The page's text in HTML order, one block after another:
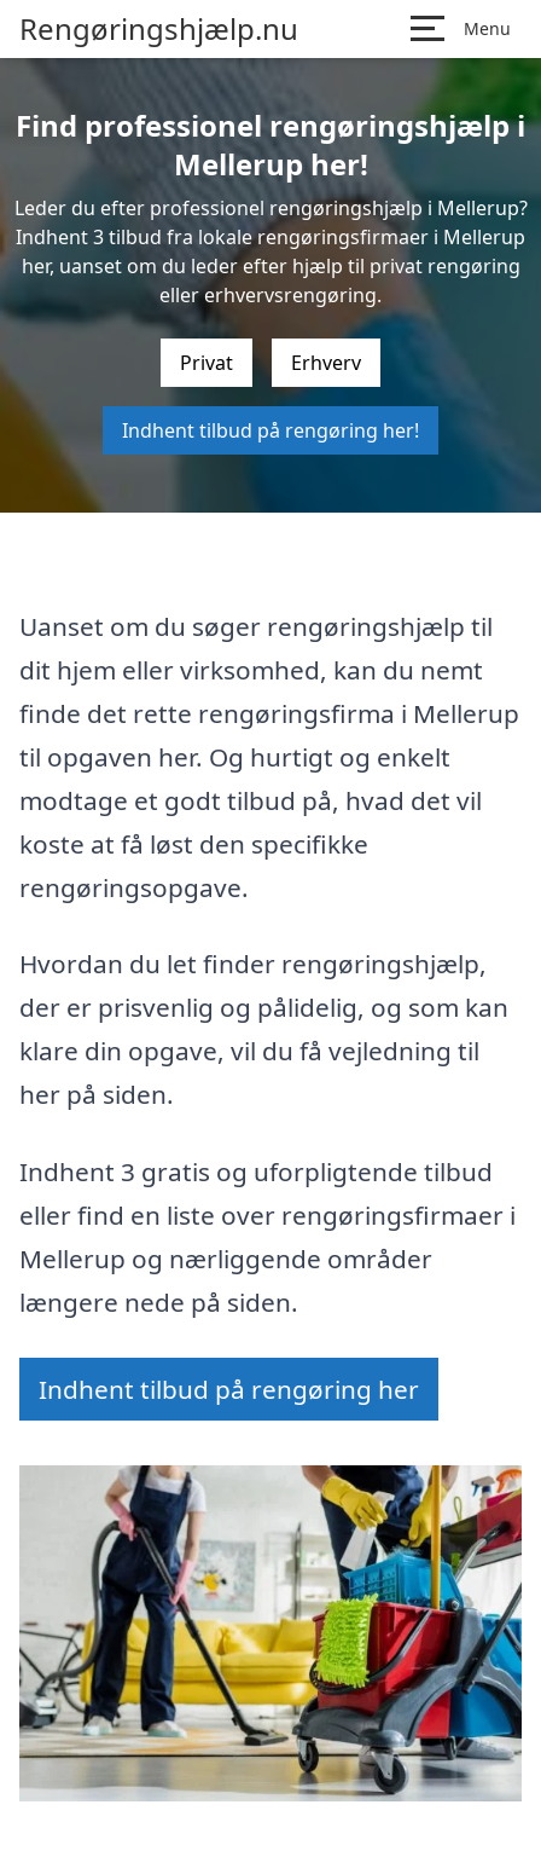
Rengøringshjælp.nu Menu
Find professionel rengøringshjælp i
Mellerup her!
Leder du efter professionel rengøringshjælp i Mellerup?
Indhent 3 tilbud fra lokale rengøringsfirmaer i Mellerup
her, uanset om du leder efter hjælp til privat rengøring
eller erhvervsrengøring.
Privat Erhverv
Indhent tilbud på rengøring her!
Uanset om du søger rengøringshjælp til
dit hjem eller virksomhed, kan du nemt
finde det rette rengøringsfirma i Mellerup
til opgaven her. Og hurtigt og enkelt
modtage et godt tilbud på, hvad det vil
koste at få løst den specifikke
rengøringsopgave.
Hvordan du let finder rengøringshjælp,
der er prisvenlig og pålidelig, og som kan
klare din opgave, vil du få vejledning til
her på siden.
Indhent 3 gratis og uforpligtende tilbud
eller find en liste over rengøringsfirmaer i
Mellerup og nærliggende områder
længere nede på siden.
Indhent tilbud på rengøring her